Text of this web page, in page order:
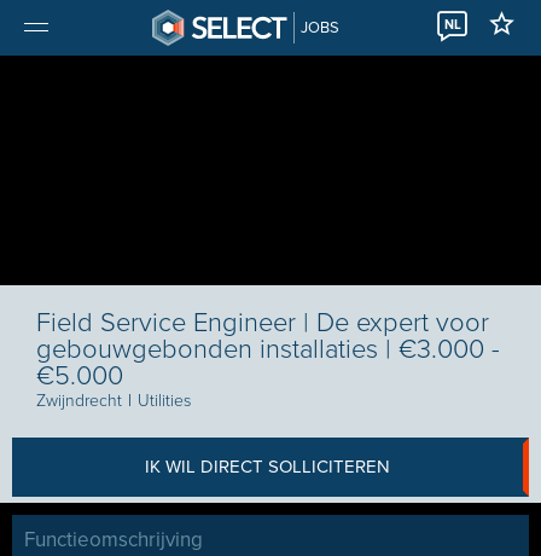
JOBS NL
Field Service Engineer | De expert voor
gebouwgebonden installaties | €3.000 -
€5.000
Zwijndrecht I Utilities
IK WIL DIRECT SOLLICITEREN
Functieomschrijving